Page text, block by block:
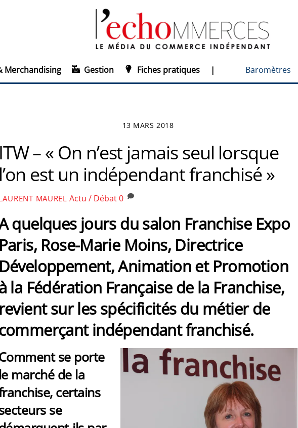
Merchandising Gestion Fiches pratiques | Baromètres
13 MARS 2018
ITW – « On n’est jamais seul lorsque
l’on est un indépendant franchisé »
MAUREL Actu / Débat0
quelques jours du salon Franchise Expo
Paris, Rose-Marie Moins, Directrice
Développement, Animation et Promotion
la Fédération Française de la Franchise,
revient sur les spécificités du métier de
indépendant franchisé.
se porte
le marché de la
certains
se